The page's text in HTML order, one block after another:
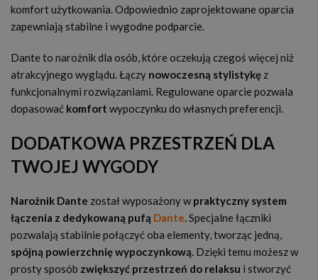
komfort użytkowania. Odpowiednio zaprojektowane oparcia
zapewniają stabilne i wygodne podparcie.
Dante to narożnik dla osób, które oczekują czegoś więcej niż
atrakcyjnego wyglądu. Łączy nowoczesną stylistykę z
funkcjonalnymi rozwiązaniami. Regulowane oparcie pozwala
dopasować komfort wypoczynku do własnych preferencji.
DODATKOWA PRZESTRZEŃ DLA
TWOJEJ WYGODY
Narożnik Dante został wyposażony wpraktyczny system
łączenia z dedykowaną pufą Dante. Specjalne łączniki
pozwalają stabilnie połączyć oba elementy, tworząc jedną,
spójną powierzchnię wypoczynkową. Dzięki temu możesz w
prosty sposób zwiększyć przestrzeń do relaksu i stworzyć